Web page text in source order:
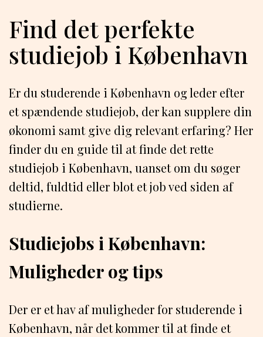
Find det perfekte
studiejob i København
Er du studerende i København og leder efter
et spændende studiejob, der kan supplere din
økonomi samt give dig relevant erfaring? Her
finder du en guide til at finde det rette
studiejob i København, uanset om du søger
deltid, fuldtid eller blot et job ved siden af
studierne.
Studiejobs i København:
Muligheder og tips
Der er et hav af muligheder for studerende i
København, når det kommer til at finde et